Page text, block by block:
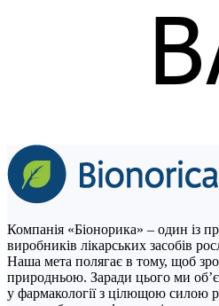
Компанія «Біонорика» – один із
виробників лікарських засобів
Наша мета полягає в тому, щоб
природньою. Заради цього ми
у фармакології з цілющою силою